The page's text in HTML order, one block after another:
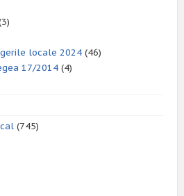
locale 2024 (46)
17/2014 (4)
(745)